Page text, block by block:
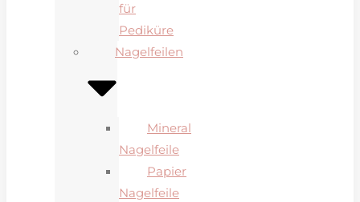
für
Pediküre
Nagelfeilen
Mineral
Nagelfeile
Papier
Nagelfeile